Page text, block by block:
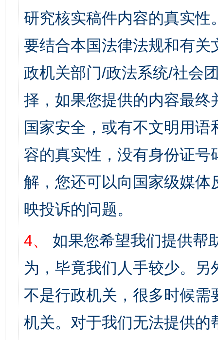
研究核实稿件内容的真实
要结合本国法律法规和有关
政机关部门/政法系统/社会
择，如果您提供的内容最
国家安全，或有不文明用
容的真实性，没有身份证
解，您还可以向国家级媒
映投诉的问题。
4、
如果您希望我们提供帮
为，毕竟我们人手较少。
不是行政机关，很多时候
机关。对于我们无法提供